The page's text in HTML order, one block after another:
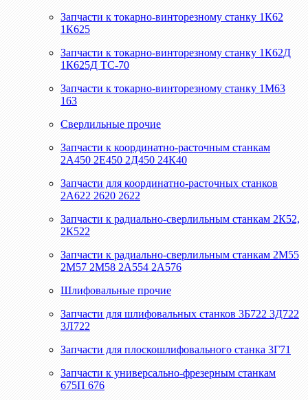
Запчасти к токарно-винторезному станку 1К62
1К625
Запчасти к токарно-винторезному станку 1К62Д
1К625Д ТС-70
Запчасти к токарно-винторезному станку 1М63
163
Сверлильные прочие
Запчасти к координатно-расточным станкам
2А450 2Е450 2Д450 24К40
Запчасти для координатно-расточных станков
2А622 2620 2622
Запчасти к радиально-сверлильным станкам 2К52,
2К522
Запчасти к радиально-сверлильным станкам 2М55
2М57 2М58 2А554 2А576
Шлифовальные прочие
Запчасти для шлифовальных станков 3Б722 3Д722
3Л722
Запчасти для плоскошлифовального станка 3Г71
Запчасти к универсально-фрезерным станкам
675П 676